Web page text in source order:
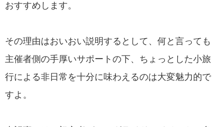
おすすめします。
その理由はおいおい説明するとして、何と言っても
主催者側の手厚いサポートの下、ちょっとした小旅
行による非日常を十分に味わえるのは大変魅力的で
すよ。